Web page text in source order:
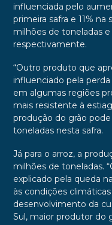
influenciada pelo
primeira safra e 11%
milhões de toneladas
respectivamente.
“Outro produto que
influenciado pela
em algumas regiões
mais resistente à
produção do grão
toneladas nesta safra.
Já para o arroz, a
milhões de toneladas.
explicado pela queda
às condições
desenvolvimento da
Sul, maior produtor do